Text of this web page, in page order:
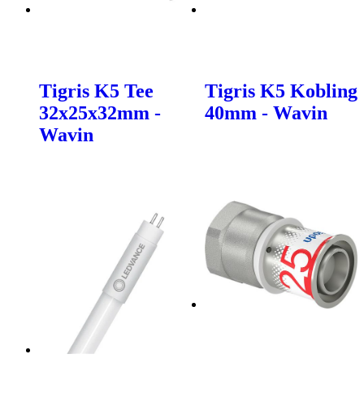
Tigris K5 Tee
32x25x32mm -
Wavin
Tigris K5 Kobling
40mm - Wavin